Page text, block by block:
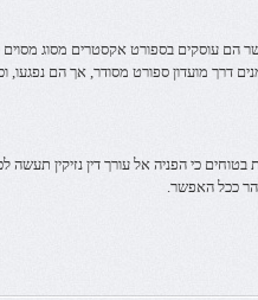
הם עוסקים בספורט אקסטרים מסוג
דרך מועדון ספורט מסודר, אך הם נפגעו,
כי הפניה אל עורך דין נזיקין תעשה
ככל האפשר.